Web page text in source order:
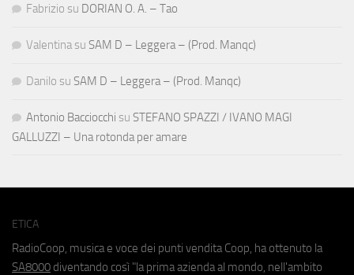
Fabrizio su DORIAN O. A. – Tao
Valentina su SAM D – Leggera – (Prod. Manqc)
Danilo su SAM D – Leggera – (Prod. Manqc)
Antonio Bacciocchi su STEFANO SPAZZI / IVANO MAGI
GALLUZZI – Una rotonda per amare
ETICA
RadioCoop, musica e voce dei punti vendita Coop, ha ottenuto la
SA8000 diventando così "la prima azienda al mondo, nell'ambito